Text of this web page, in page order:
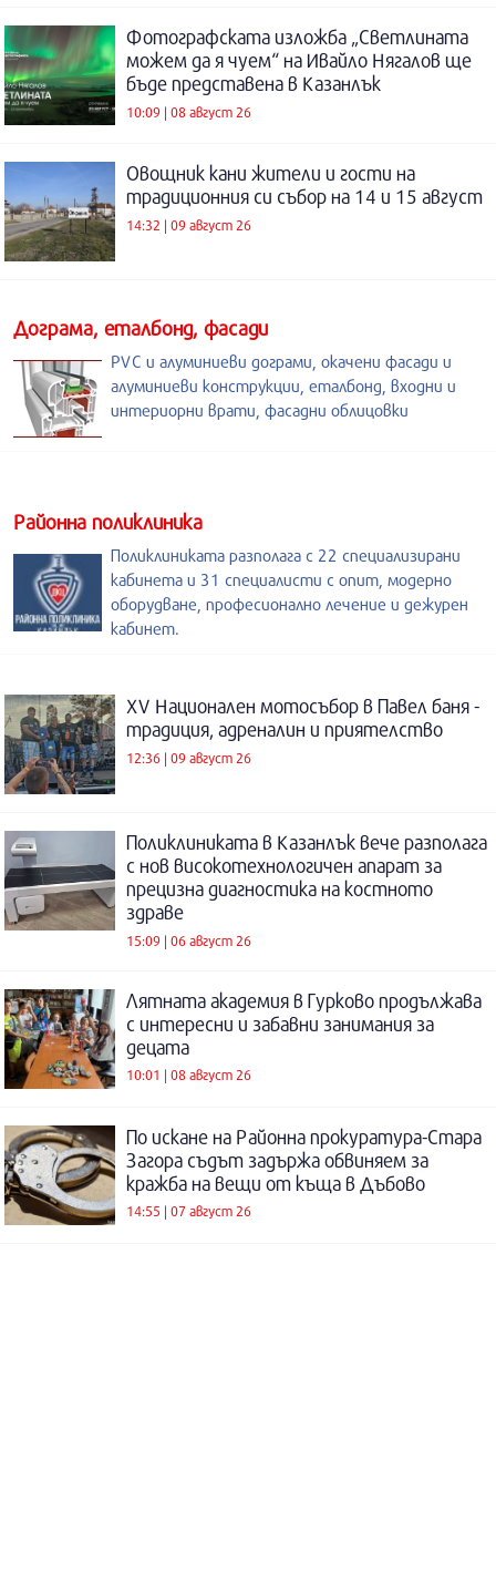
Фотографската изложба „Светлината
можем да я чуем“ на Ивайло Нягалов ще
бъде представена в Казанлък
10:09 | 08 август 26
Овощник кани жители и гости на
традиционния си събор на 14 и 15 август
14:32 | 09 август 26
Дограма, еталбонд, фасади
PVC и алуминиеви дограми, окачени фасади и
алуминиеви конструкции, еталбонд, входни и
интериорни врати, фасадни облицовки
Районна поликлиника
Поликлиниката разполага с 22 специализирани
кабинета и 31 специалисти с опит, модерно
оборудване, професионално лечение и дежурен
кабинет.
XV Национален мотосъбор в Павел баня -
традиция, адреналин и приятелство
12:36 | 09 август 26
Поликлиниката в Казанлък вече разполага
с нов високотехнологичен апарат за
прецизна диагностика на костното
здраве
15:09 | 06 август 26
Лятната академия в Гурково продължава
с интересни и забавни занимания за
децата
10:01 | 08 август 26
По искане на Районна прокуратура-Стара
Загора съдът задържа обвиняем за
кражба на вещи от къща в Дъбово
14:55 | 07 август 26